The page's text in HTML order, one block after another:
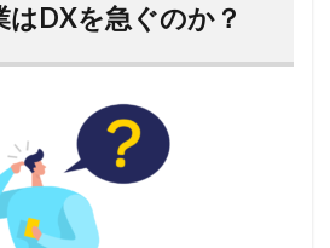
はDXを急ぐのか？